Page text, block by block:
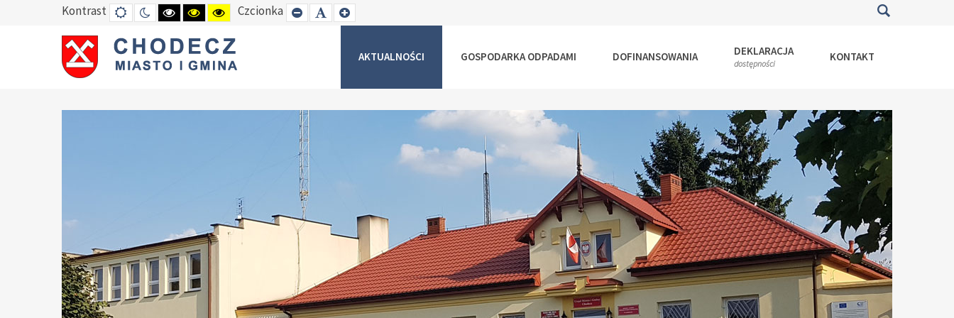
Kontrast DEFAULT
MODE
TRYB
NOCNY
HIGH
CONTRAST
BLACK
WHITE
MODE
HIGH
CONTRAST
BLACK
YELLOW
MODE
HIGH
CONTRAST
YELLOW
BLACK
MODE
Czcionka SET
SMALLER
SET
DEFAULT
SET
LARGER
AKTUALNOŚCI GOSPODARKA ODPADAMI DOFINANSOWANIA DEKLARACJA
dostępności KONTAKT